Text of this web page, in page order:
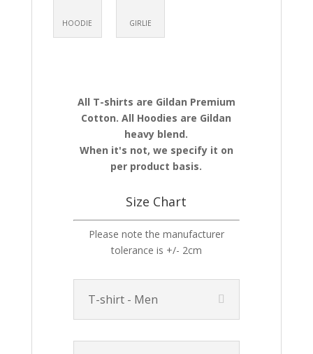
HOODIE GIRLIE
All T-shirts are Gildan Premium
Cotton. All Hoodies are Gildan
heavy blend.
When it's not, we specify it on
per product basis.
Size Chart
Please note the manufacturer
tolerance is +/- 2cm
T-shirt - Men